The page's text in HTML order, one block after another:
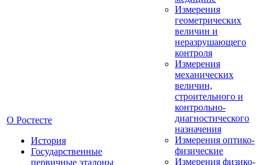
О Ростесте
История
Государственные
первичные эталоны
Измерения
геометрических
величин и
неразрушающего
контроля
Измерения
механических
величин,
строительного и
контрольно-
диагностического
назначения
Измерения оптико-
физические
Измерения физико-